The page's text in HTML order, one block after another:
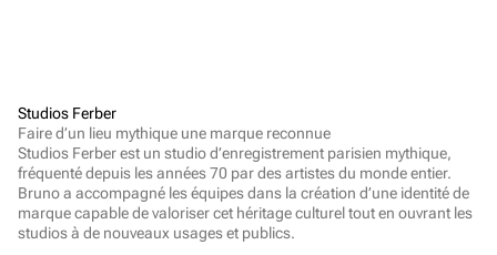
Studios Ferber
Faire d’un lieu mythique une marque reconnue
Studios Ferber est un studio d’enregistrement parisien mythique,
fréquenté depuis les années 70 par des artistes du monde entier.
Bruno a accompagné les équipes dans la création d’une identité de
marque capable de valoriser cet héritage culturel tout en ouvrant les
studios à de nouveaux usages et publics.